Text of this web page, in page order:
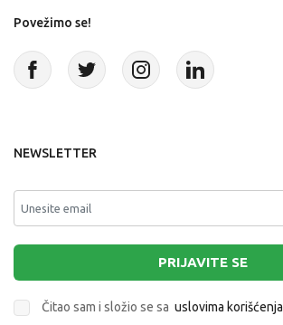
Povežimo se!
NEWSLETTER
PRIJAVITE SE
Čitao sam i složio se sa uslovima korišćenja